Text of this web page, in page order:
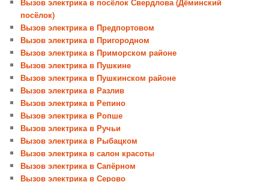
посёлок)
Вызов электрика в Предпортовом
Вызов электрика в Пригородном
Вызов электрика в Приморском районе
Вызов электрика в Пушкине
Вызов электрика в Пушкинском районе
Вызов электрика в Разлив
Вызов электрика в Репино
Вызов электрика в Ропше
Вызов электрика в Ручьи
Вызов электрика в Рыбацком
Вызов электрика в салон красоты
Вызов электрика в Сапёрном
Вызов электрика в Серово